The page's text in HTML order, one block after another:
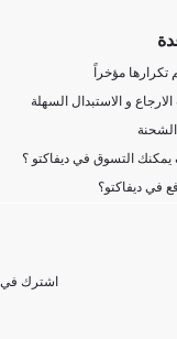
تكرارها مؤخراً
و الاستبدال السهلة
الشحنة
التسوق في ديفاكتو ؟
في ديفاكتو؟
اشترك في